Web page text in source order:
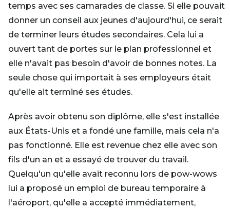
temps avec ses camarades de classe. Si elle pouvait
donner un conseil aux jeunes d'aujourd'hui, ce serait
de terminer leurs études secondaires. Cela lui a
ouvert tant de portes sur le plan professionnel et
elle n'avait pas besoin d'avoir de bonnes notes. La
seule chose qui importait à ses employeurs était
qu'elle ait terminé ses études.
Après avoir obtenu son diplôme, elle s'est installée
aux États-Unis et a fondé une famille, mais cela n'a
pas fonctionné. Elle est revenue chez elle avec son
fils d'un an et a essayé de trouver du travail.
Quelqu'un qu'elle avait reconnu lors de pow-wows
lui a proposé un emploi de bureau temporaire à
l'aéroport, qu'elle a accepté immédiatement,